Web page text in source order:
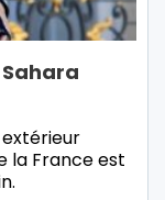
la France est